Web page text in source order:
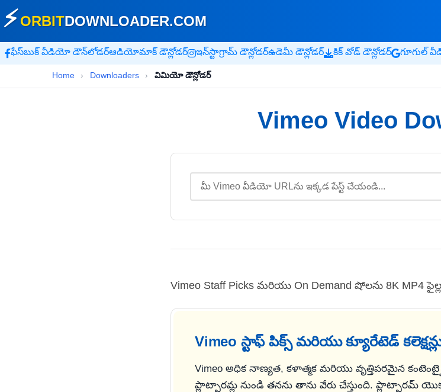
⚡ORBITDOWNLOADER.COM
ఫేస్‌బుక్ వీడియో డౌన్‌లోడర్ఆడియోమాక్ డౌన్లోడర్ ఇన్‌స్టాగ్రామ్ డౌన్లోడర్ఉడెమీ డౌన్లోడర్ కిక్ వోడ్ డౌన్లోడర్ గూగుల్
Home › Downloaders › విమియో డౌన్లోడర్
Vimeo Video
Vimeo Staff Picks మరియు On Demand షోలను 8K MP4
Vimeo స్టాఫ్ పిక్స్ మరియు క్యూరేటెడ్
Vimeo అధిక నాణ్యత, కళాత్మక మరియు వృత్తిపరమైన
ప్లాట్ఫారమ్ల నుండి తనను తాను వేరు చేస్తుంది.